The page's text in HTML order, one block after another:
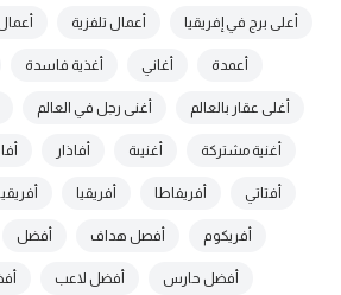
أعلى برج في إفريقيا أعمال تلفزية
أعمدة أغاني أغذية فاسدة
أغلى عقار بالعالم أغنى رجل في العالم
أغنية مشتركة أغنيىة أفاذار
أفتاتي أفريفاطا أفريقيا
أفريكوم أفصل هداف أفضل
أفضل حارس أفضل لاعب